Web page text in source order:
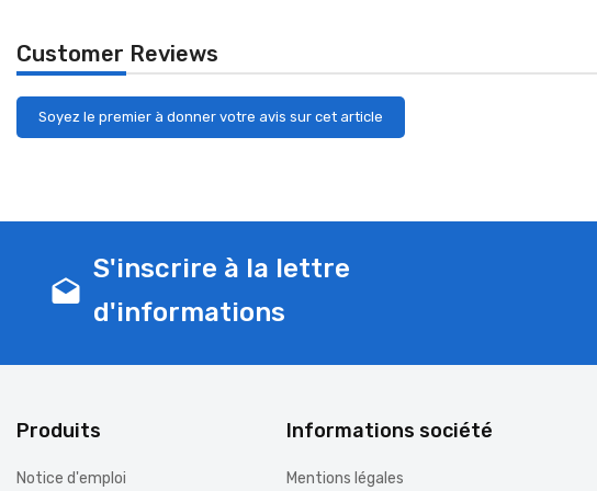
Customer Reviews
Soyez le premier à donner votre avis sur cet article
drafts
S'inscrire à la lettre
d'informations
Produits
Notice d'emploi
Informations société
Mentions légales